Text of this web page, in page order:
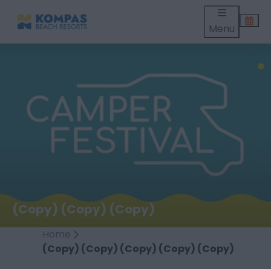
Menu
(Copy) (Copy) (Copy)
Home
(Copy) (Copy) (Copy) (Copy) (Copy)